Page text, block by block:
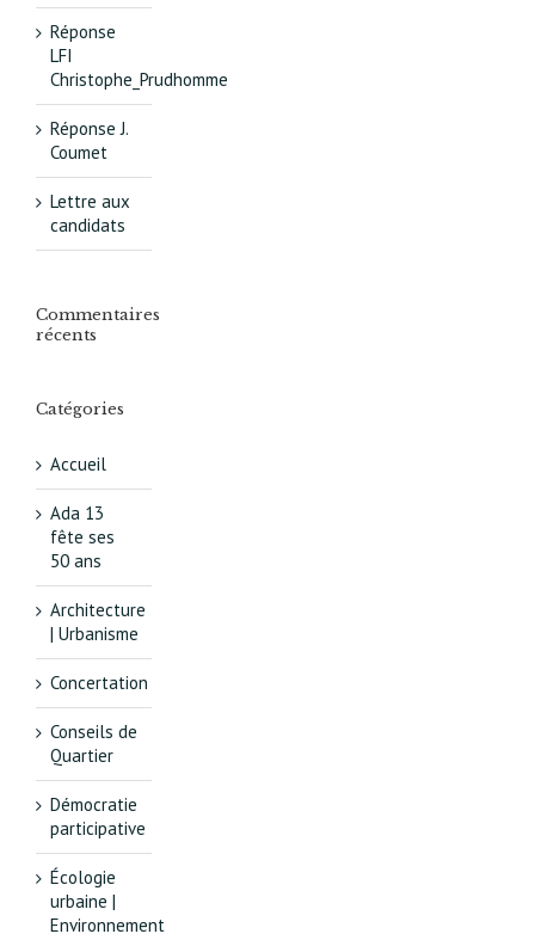
Réponse
LFI
Christophe_Prudhomme
Réponse J.
Coumet
Lettre aux
candidats
Commentaires
récents
Catégories
Accueil
Ada 13
fête ses
50 ans
Architecture
| Urbanisme
Concertation
Conseils de
Quartier
Démocratie
participative
Écologie
urbaine |
Environnement